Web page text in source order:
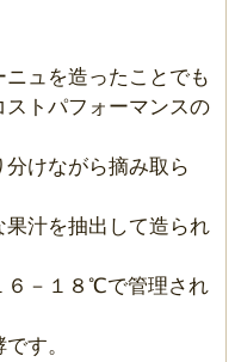
ュを造ったことでも
トパフォーマンスの
けながら摘み取ら
汁を抽出して造られ
６－１８℃で管理され
です。